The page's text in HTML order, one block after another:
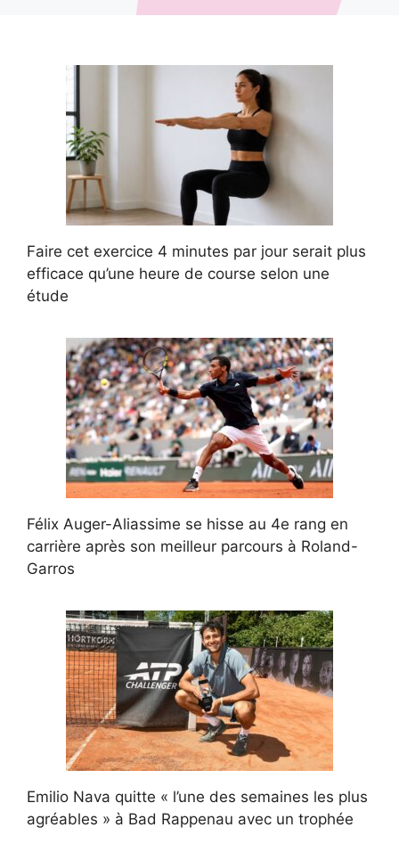
Faire cet exercice 4 minutes par jour serait plus
efficace qu’une heure de course selon une
étude
Félix Auger-Aliassime se hisse au 4e rang en
carrière après son meilleur parcours à Roland-
Garros
Emilio Nava quitte « l’une des semaines les plus
agréables » à Bad Rappenau avec un trophée